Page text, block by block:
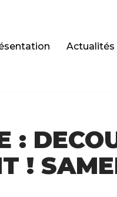
Actualités
:
!